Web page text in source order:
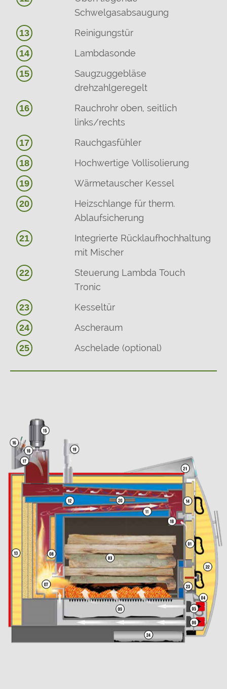
Schwelgasabsaugung
13 Reinigungstür
14 Lambdasonde
15
Saugzuggebläse
drehzahlgeregelt
16
Rauchrohr oben, seitlich
links/rechts
17 Rauchgasfühler
18 Hochwertige Vollisolierung
19 Wärmetauscher Kessel
20
Heizschlange für therm.
Ablaufsicherung
21
Integrierte Rücklaufhochhaltung
mit Mischer
22
Steuerung Lambda Touch
Tronic
23 Kesseltür
24 Ascheraum
25 Aschelade (optional)